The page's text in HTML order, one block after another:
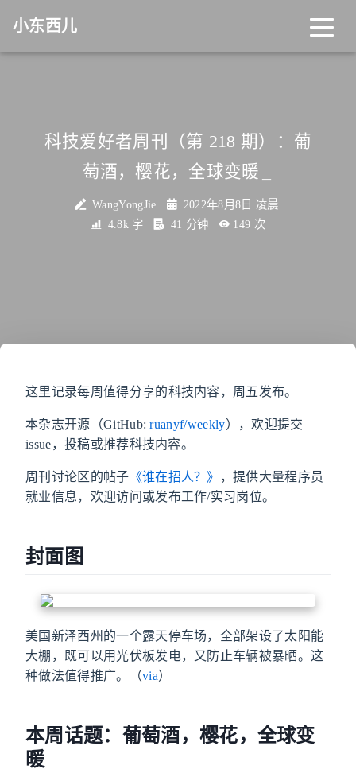
小东西儿
科技爱好者周刊（第 218 期）：葡
萄酒，樱花，全球变暖
WangYongJie
2022年8月8日 凌晨
4.8k 字
41 分钟 149 次
这里记录每周值得分享的科技内容，周五发布。
本杂志开源（GitHub:ruanyf/weekly），欢迎提交
issue，投稿或推荐科技内容。
周刊讨论区的帖子 《谁在招人？》
，提供大量程序员
就业信息，欢迎访问或发布工作/实习岗位。
封面图
美国新泽西州的一个露天停车场，全部架设了太阳能
大棚，既可以用光伏板发电，又防止车辆被暴晒。这
种做法值得推广。（via）
本周话题：葡萄酒，樱花，全球变
暖